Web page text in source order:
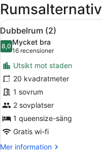
Rumsalternativ
Öppna
alla
foton
för
Dubbelrum
(2)
15
Dubbelrum (2)
8,08,0 av 10
Mycket bra
16 recensioner
(16 recensioner)
Utsikt mot staden
20 kvadratmeter
1 sovrum
2 sovplatser
1 queensize-säng
Gratis wi-fi
Mer information
Mer